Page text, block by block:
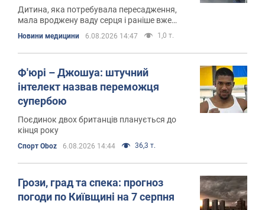
Дитина, яка потребувала пересадження,
мала вроджену ваду серця і раніше вже
Новини медицини 6.08.2026 14:47 1,0 т.
Ф'юрі – Джошуа: штучний
інтелект назвав переможця
супербою
Поєдинок двох британців планується до
кінця року
Спорт Oboz 6.08.2026 14:44 36,3 т.
Грози, град та спека: прогноз
погоди по Київщині на 7 серпня